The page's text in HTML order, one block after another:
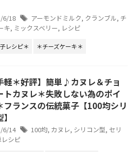
6/18 アーモンドミルク, クランブル, チ
キ, ミックスベリー, レシピ
レシピ＊ ＊チーズケーキ＊
軽＊好評】簡単♪カヌレ＆チョ
トカヌレ＊失敗しない為のポイ
フランスの伝統菓子【100均シリ
6/14 100均, カヌレ, シリコン型, セリ
シピ